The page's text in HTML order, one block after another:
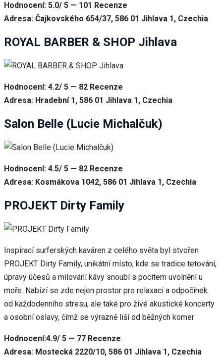
Hodnocení: 5.0/ 5 — 101 Recenze
Adresa: Čajkovského 654/37, 586 01 Jihlava 1, Czechia
ROYAL BARBER & SHOP Jihlava
Hodnocení: 4.2/ 5 — 82 Recenze
Adresa: Hradební 1, 586 01 Jihlava 1, Czechia
Salon Belle (Lucie Michalčuk)
Hodnocení: 4.5/ 5 — 82 Recenze
Adresa: Kosmákova 1042, 586 01 Jihlava 1, Czechia
PROJEKT Dirty Family
Inspirací surferských kaváren z celého světa byl stvořen
PROJEKT Dirty Family, unikátní místo, kde se tradice tetování,
úpravy účesů a milování kávy snoubí s pocitem uvolnění u
moře. Nabízí se zde nejen prostor pro relaxaci a odpočinek
od každodenního stresu, ale také pro živé akustické koncerty
a osobní oslavy, čímž se výrazně liší od běžných komer
Hodnocení:4.9/ 5 — 77 Recenze
Adresa: Mostecká 2220/10, 586 01 Jihlava 1, Czechia